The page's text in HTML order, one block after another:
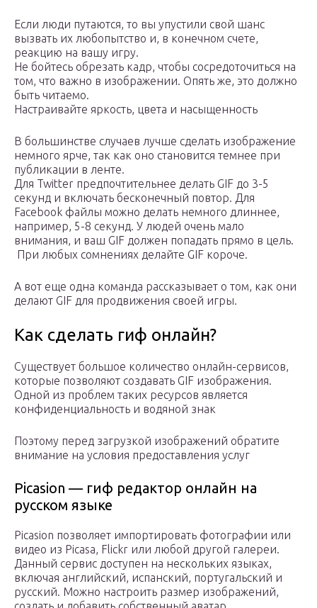
Если люди путаются, то вы упустили свой шанс
вызвать их любопытство и, в конечном счете,
реакцию на вашу игру.
Не бойтесь обрезать кадр, чтобы сосредоточиться на
том, что важно в изображении. Опять же, это должно
быть читаемо.
Настраивайте яркость, цвета и насыщенность
В большинстве случаев лучше сделать изображение
немного ярче, так как оно становится темнее при
публикации в ленте.
Для Twitter предпочтительнее делать GIF до 3-5
секунд и включать бесконечный повтор. Для
Facebook файлы можно делать немного длиннее,
например, 5-8 секунд. У людей очень мало
внимания, и ваш GIF должен попадать прямо в цель.
При любых сомнениях делайте GIF короче.
А вот еще одна команда рассказывает о том, как они
делают GIF для продвижения своей игры.
Как сделать гиф онлайн?
Существует большое количество онлайн-сервисов,
которые позволяют создавать GIF изображения.
Одной из проблем таких ресурсов является
конфиденциальность и водяной знак
Поэтому перед загрузкой изображений обратите
внимание на условия предоставления услуг
Picasion — гиф редактор онлайн на
русском языке
Picasion позволяет импортировать фотографии или
видео из Picasa, Flickr или любой другой галереи.
Данный сервис доступен на нескольких языках,
включая английский, испанский, португальский и
русский. Можно настроить размер изображений,